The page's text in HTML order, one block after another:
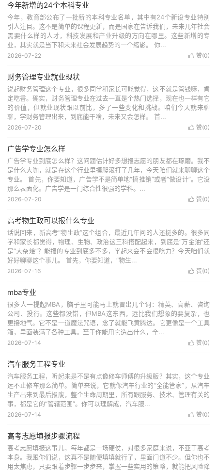
今年新增的24个本科专业
今年，教育部公布了一批新的本科专业名单，其中有24个新设专业特别
引人注目。这不是简单的课程更新，而是国家在告诉我们，未来几年社会
需要什么样的人才，科技发展和产业升级的方向在哪里。这些新增的专
业，其实就是当下和未来社会发展趋势的一个缩影。 你...
 赞(0)
2026-07-22
财务管理专业就业现状
说起财务管理这个专业，很多同学和家长可能觉得，这不就是管钱嘛，肯
定吃香。确实，财务管理专业在过去一直是个热门选择，现在也一样有它
的价值，但就业现状跟以前比，多了一些变化和挑战。咱们今天就来聊
聊，学财务管理出来，到底能干啥，未来又会怎样。 首...
 赞(0)
2026-07-20
广告学专业怎么样
广告学专业到底怎么样？这问题估计好多想报志愿的朋友都在琢磨。我不
是什么大咖，就是在这个行业里摸爬滚打了几年，今天咱们就来聊聊这个
专业。 首先，你要知道，广告学不是简单地“搞推销”或者“做设计”。它没
那么表面化。广告学是一门综合性很强的学科。...
 赞(0)
2026-07-20
高考物生政可以报什么专业
话说回来，新高考“物生政”这个组合，最近几年问的人还挺多的。很多同
学和家长都觉得，物理、生物、政治这三科搭配起来，到底是“万金油”还
是“大杂烩”？能报的专业到底多不多，学起来会不会很吃力？今天咱们就
好好聊聊这个事儿。 首先，你要知道，“物生...
 赞(0)
2026-07-16
mba专业
很多人一提起MBA，脑子里可能马上就冒出几个词：精英、高薪、咨询
公司、投行。这些都没错，但MBA这东西，远比我们想象的要复杂，也
更接地气。它不是一道魔法咒语，念了就能飞黄腾达。它更像是一个工具
箱，里面装满了各种工具。至于你能用它造出什么，全...
 赞(0)
2026-07-14
汽车服务工程专业
汽车服务工程，听起来是不是有点像修车师傅的升级版？其实，这个专业
远不止修车那么简单。简单来说，它就像汽车行业的“全能管家”，从汽车
生产出来到最后报废，整个生命周期里，所有跟服务、技术、管理有关的
事，都是它的“管辖范围”。你可以理解成，汽车服...
 赞(0)
2026-07-14
高考志愿填报步骤流程
高考志愿填报这事儿，每年都是一场硬仗，对很多家庭来说，不亚于高考
本身。我跟你们说，这真不是随便填填就行了，里面门道不少。但你也不
用太焦虑，只要跟着步骤一步步来，掌握一些实用的策略，就能把风险降